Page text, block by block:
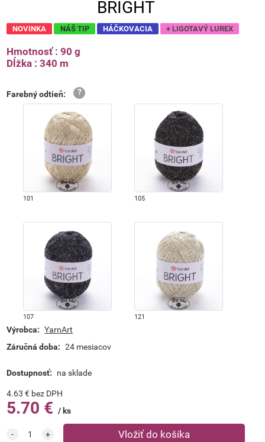
BRIGHT
NOVINKA NÁŠ TIP HÁČKOVACIA + LIGOTAVÝ LUREX
Hmotnosť : 90 g
Dĺžka : 340 m
Farebný odtieň:
101 105
107 121
128 235
Výrobca: YarnArt
Záručná doba: 24 mesiacov
Dostupnosť: na sklade
4.63 € bez DPH
5.70 € ks